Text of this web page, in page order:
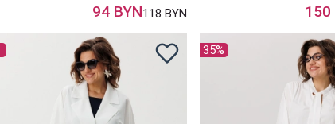
94 BYN118 BYN 150
35%